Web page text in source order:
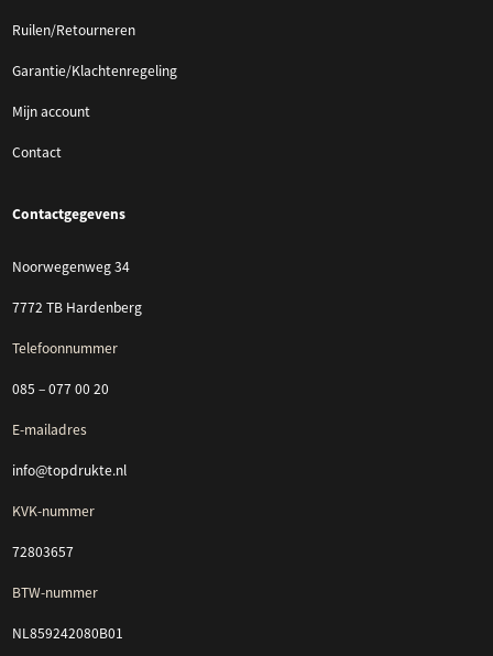
Ruilen/Retourneren
Garantie/Klachtenregeling
Mijn account
Contact
Contactgegevens
Noorwegenweg 34
7772 TB Hardenberg
Telefoonnummer
085 – 077 00 20
E-mailadres
info@topdrukte.nl
KVK-nummer
72803657
BTW-nummer
NL859242080B01